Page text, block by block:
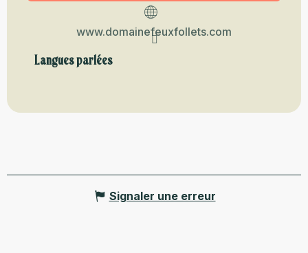
www.domainefeuxfollets.com
Langues parlées
Langues parlées
Signaler une erreur